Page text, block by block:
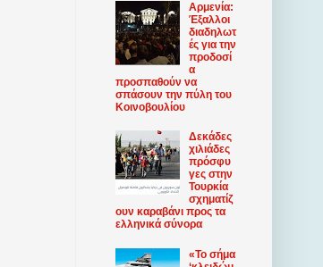
Αρμενία:
Έξαλλοι
διαδηλωτ
ές για την
προδοσί
α
προσπαθούν να
σπάσουν την πύλη του
Κοινοβουλίου
Δεκάδες
χιλιάδες
πρόσφυ
γες στην
Τουρκία
σχηματίζ
ουν καραβάνι προς τα
ελληνικά σύνορα
«Το σήμα